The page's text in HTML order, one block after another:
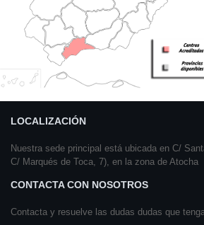
LOCALIZACIÓN
Nuestra sede principal está ubicada en C/
C/ Marqués de Toca, 7), en la zona de Atocha
CONTACTA CON NOSOTROS
Contacta y resuelve las dudas dudas que